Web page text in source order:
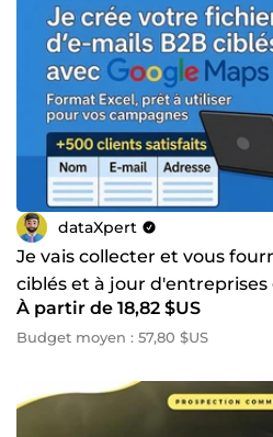
dataXpert
Je vais collecter et vous
ciblés et à jour d'entreprises
À partir de 18,82 $US
Budget moyen : 57,80 $US